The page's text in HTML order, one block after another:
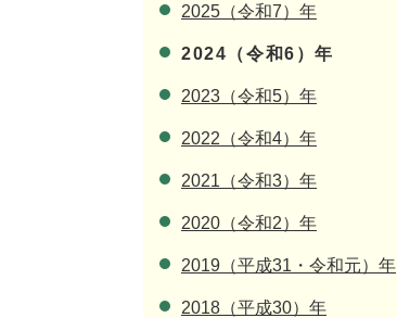
2025（令和7）年
2024（令和6）年
2023（令和5）年
2022（令和4）年
2021（令和3）年
2020（令和2）年
2019（平成31・令和元）年
2018（平成30）年